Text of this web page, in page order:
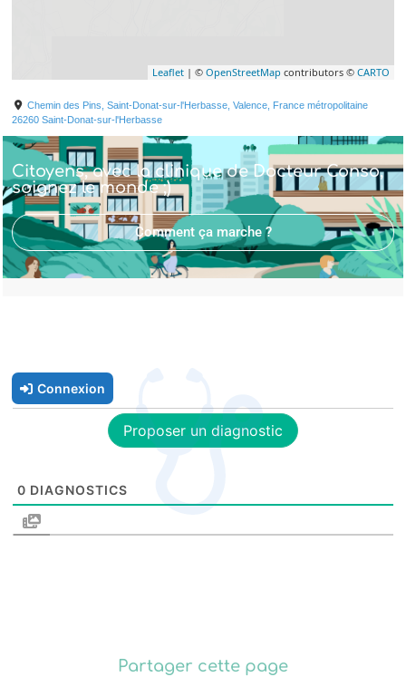
Leaflet | © OpenStreetMap contributors © CARTO
Chemin des Pins, Saint-Donat-sur-l'Herbasse, Valence, France métropolitaine
26260 Saint-Donat-sur-l'Herbasse
Citoyens, avec la clinique de Docteur Conso,
soignez le monde ;)
Comment ça marche ?
Connexion
Proposer un diagnostic
0 DIAGNOSTICS
Partager cette page